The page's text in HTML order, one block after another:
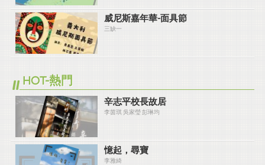
威尼斯嘉年華-面具節
三缺一
HOT-熱門
辛志平校長故居
李茵琪 吳家瑩 彭琳均
憶起，尋寶
李雅綺